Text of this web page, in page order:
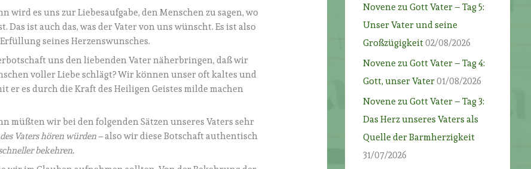
es uns zur Liebesaufgabe, den Menschen zu sagen, wo
Das ist auch das, was der Vater von uns wünscht. Es ist also
seines Herzenswunsches.
uns den liebenden Vater näherbringen, daß wir
voller Liebe schlägt? Wir können unser oft kaltes und
er es durch die Kraft des Heiligen Geistes milde machen
müßten wir bei den folgenden Sätzen unseres Vaters sehr
Vaters hören würden –also wir diese Botschaft authentisch
bekehren.
Novene zu Gott Vater – Tag 5:
Unser Vater und seine
Großzügigkeit02/08/2026
Novene zu Gott Vater – Tag 4:
Gott, unser Vater01/08/2026
Novene zu Gott Vater – Tag 3:
Das Herz unseres Vaters als
Quelle der Barmherzigkeit
31/07/2026